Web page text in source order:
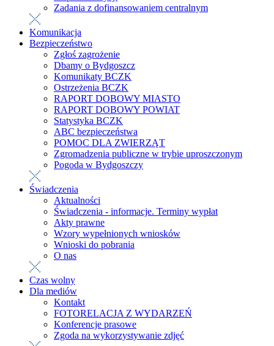
Zadania z dofinansowaniem centralnym
Komunikacja
Bezpieczeństwo
Zgłoś zagrożenie
Dbamy o Bydgoszcz
Komunikaty BCZK
Ostrzeżenia BCZK
RAPORT DOBOWY MIASTO
RAPORT DOBOWY POWIAT
Statystyka BCZK
ABC bezpieczeństwa
POMOC DLA ZWIERZĄT
Zgromadzenia publiczne w trybie uproszczonym
Pogoda w Bydgoszczy
Świadczenia
Aktualności
Świadczenia - informacje. Terminy wypłat
Akty prawne
Wzory wypełnionych wniosków
Wnioski do pobrania
O nas
Czas wolny
Dla mediów
Kontakt
FOTORELACJA Z WYDARZEŃ
Konferencje prasowe
Zgoda na wykorzystywanie zdjęć